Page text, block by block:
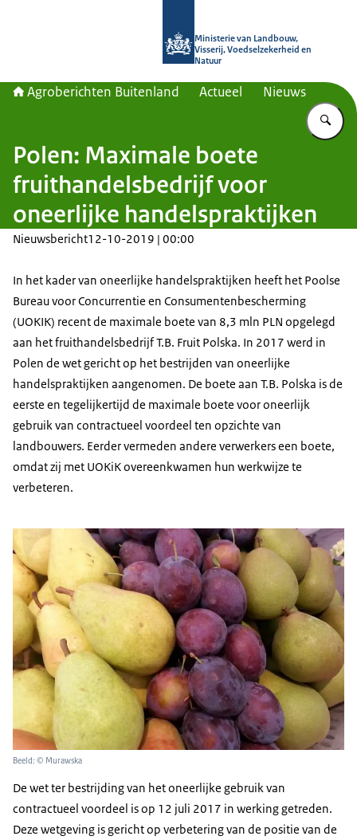
Ministerie van Landbouw,
Visserij, Voedselzekerheid en
Natuur
Agroberichten Buitenland Actueel Nieuws
Polen: Maximale boete
fruithandelsbedrijf voor
oneerlijke handelspraktijken
Nieuwsbericht12-10-2019 | 00:00
In het kader van oneerlijke handelspraktijken heeft het Poolse
Bureau voor Concurrentie en Consumentenbescherming
(UOKIK) recent de maximale boete van 8,3 mln PLN opgelegd
aan het fruithandelsbedrijf T.B. Fruit Polska. In 2017 werd in
Polen de wet gericht op het bestrijden van oneerlijke
handelspraktijken aangenomen. De boete aan T.B. Polska is de
eerste en tegelijkertijd de maximale boete voor oneerlijk
gebruik van contractueel voordeel ten opzichte van
landbouwers. Eerder vermeden andere verwerkers een boete,
omdat zij met UOKiK overeenkwamen hun werkwijze te
verbeteren.
Beeld: © Murawska
De wet ter bestrijding van het oneerlijke gebruik van
contractueel voordeel is op 12 juli 2017 in werking getreden.
Deze wetgeving is gericht op verbetering van de positie van de